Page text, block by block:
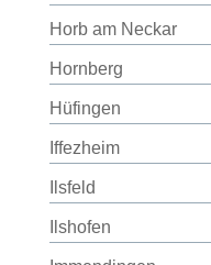
Horb am Neckar
Hornberg
Hüfingen
Iffezheim
Ilsfeld
Ilshofen